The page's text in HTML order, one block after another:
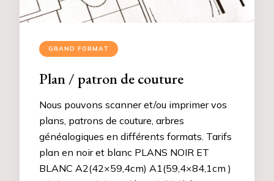
GRAND FORMAT
Plan / patron de couture
Nous pouvons scanner et/ou imprimer vos
plans, patrons de couture, arbres
généalogiques en différents formats. Tarifs
plan en noir et blanc PLANS NOIR ET
BLANC A2(42×59,4cm) A1(59,4×84,1cm )